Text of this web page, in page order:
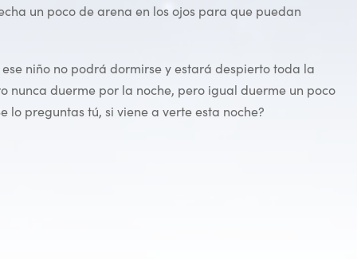
un poco de arena en los ojos para que puedan
niño no podrá dormirse y estará despierto toda la
nunca duerme por la noche, pero igual duerme un poco
preguntas tú, si viene a verte esta noche?